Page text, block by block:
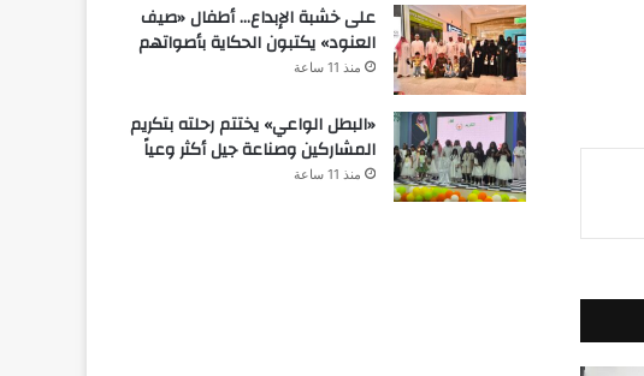
على خشبة الإبداع… أطفال «صيف
العنود» يكتبون الحكاية بأصواتهم
منذ 11 ساعة
«البطل الواعي» يختتم رحلته بتكريم
المشاركين وصناعة جيل أكثر وعياً
منذ 11 ساعة